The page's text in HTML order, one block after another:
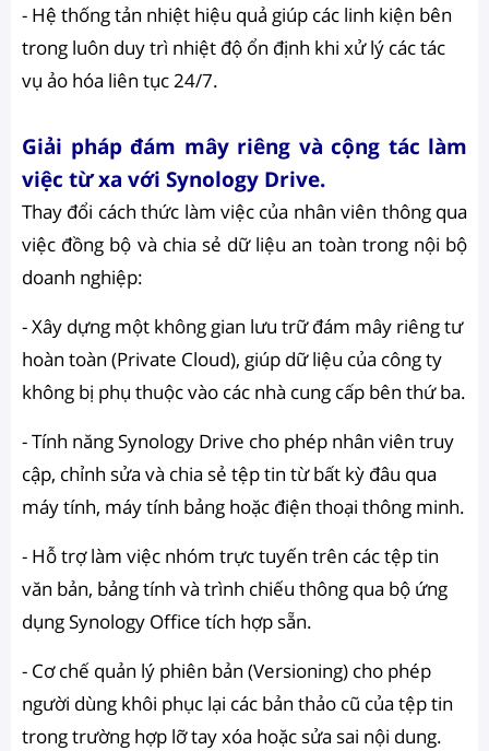
- Hệ thống tản nhiệt hiệu quả giúp các linh kiện bên
trong luôn duy trì nhiệt độ ổn định khi xử lý các tác
vụ ảo hóa liên tục 24/7.
Giải pháp đám mây riêng và cộng tác làm
việc từ xa với Synology Drive.
Thay đổi cách thức làm việc của nhân viên thông qua
việc đồng bộ và chia sẻ dữ liệu an toàn trong nội bộ
doanh nghiệp:
- Xây dựng một không gian lưu trữ đám mây riêng tư
hoàn toàn (Private Cloud), giúp dữ liệu của công ty
không bị phụ thuộc vào các nhà cung cấp bên thứ ba.
- Tính năng Synology Drive cho phép nhân viên truy
cập, chỉnh sửa và chia sẻ tệp tin từ bất kỳ đâu qua
máy tính, máy tính bảng hoặc điện thoại thông minh.
- Hỗ trợ làm việc nhóm trực tuyến trên các tệp tin
văn bản, bảng tính và trình chiếu thông qua bộ ứng
dụng Synology Office tích hợp sẵn.
- Cơ chế quản lý phiên bản (Versioning) cho phép
người dùng khôi phục lại các bản thảo cũ của tệp tin
trong trường hợp lỡ tay xóa hoặc sửa sai nội dung.